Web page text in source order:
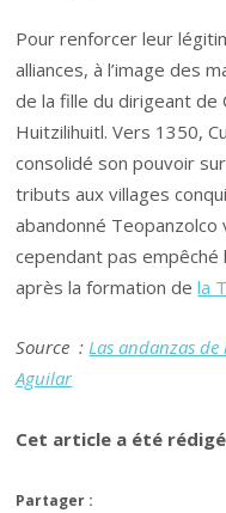
Pour renforcer leur
alliances, à l’image des
de la fille du dirigeant de
Huitzilihuitl. Vers 1350,
consolidé son pouvoir
tributs aux villages
abandonné Teopanzolco
cependant pas
après la formation dela
Source :Las andanzas de
Aguilar
Cet article a été rédigé
Partager :